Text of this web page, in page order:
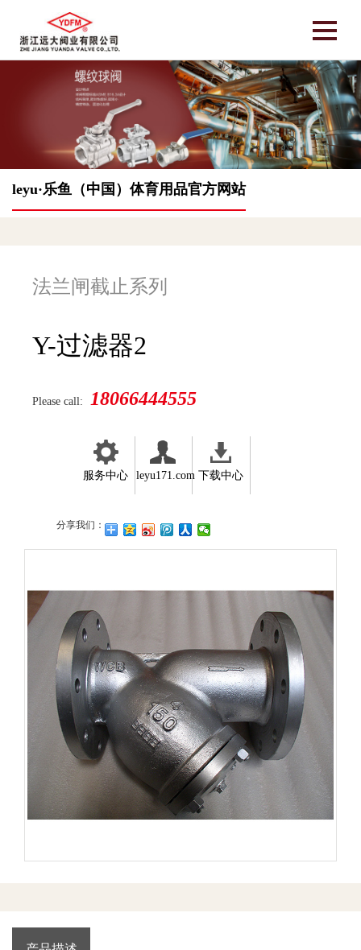
leyu·乐鱼（中国）体育用品官方网站
法兰闸截止系列
Y-过滤器2
Please call: 18066444555
服务中心 leyu171.com 下载中心
分享我们：